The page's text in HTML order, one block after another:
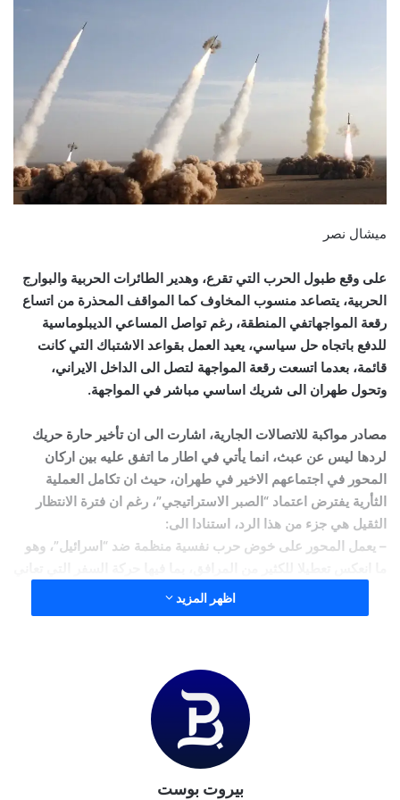
ميشال نصر
على وقع طبول الحرب التي تقرع، وهدير الطائرات الحربية والبوارج
الحربية، يتصاعد منسوب المخاوف كما المواقف المحذرة من اتساع
رقعة المواجهاتفي المنطقة، رغم تواصل المساعي الديبلوماسية
للدفع باتجاه حل سياسي، يعيد العمل بقواعد الاشتباك التي كانت
قائمة، بعدما اتسعت رقعة المواجهة لتصل الى الداخل الايراني،
وتحول طهران الى شريك اساسي مباشر في المواجهة.
مصادر مواكبة للاتصالات الجارية، اشارت الى ان تأخير حارة حريك
لردها ليس عن عبث، انما يأتي في اطار ما اتفق عليه بين اركان
المحور في اجتماعهم الاخير في طهران، حيث ان تكامل العملية
الثأرية يفترض اعتماد “الصبر الاستراتيجي”، رغم ان فترة الانتظار
الثقيل هي جزء من هذا الرد، استنادا الى:
– يعمل المحور على خوض حرب نفسية منظمة ضد “اسرائيل”، وهو
من اضطرابات، فضلا عن الشلل اللاحق بالحياة الاقتصادية، والقلق
الذي يعانيه سكان “اسرائيل”، بمن فيهم اولئك الساكنون في مناطق
– استنزاف الجيش “الاسرائيلي” وانهاكه، نتيجة حالة الاستنفار
القصوى التي يعيشها، وهو امر في العلم العسكري لا يمكن ان يستمر
طويلا، لما له من آثار سلبية على هذا الجيش ومعنوياته.
– الحاجة الى الوقت لدرس وتحليل الاهداف التي سيتم التعامل معها
وحدودها، خصوصا ان المحور يلعب بين خطين: ايذاء “تل ابيب” من
اظهر المزيد
بيروت بوست